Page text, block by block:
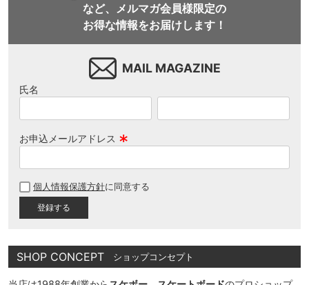
など、メルマガ会員様限定の
お得な情報をお届けします！
MAIL MAGAZINE
氏名
お申込メールアドレス
須
個人情報保護方針に同意する
SHOP CONCEPT ショップコンセプト